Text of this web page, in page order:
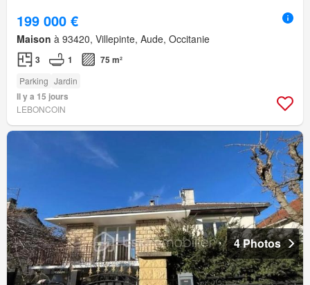
199 000 €
Maison à 93420, Villepinte, Aude, Occitanie
3 1 75 m²
Parking Jardin
Il y a 15 jours
LEBONCOIN
4 Photos